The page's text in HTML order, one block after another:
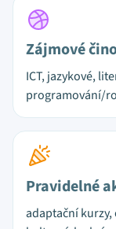
Zájmové
ICT, jazykové,
programování/
Pravidelné
adaptační